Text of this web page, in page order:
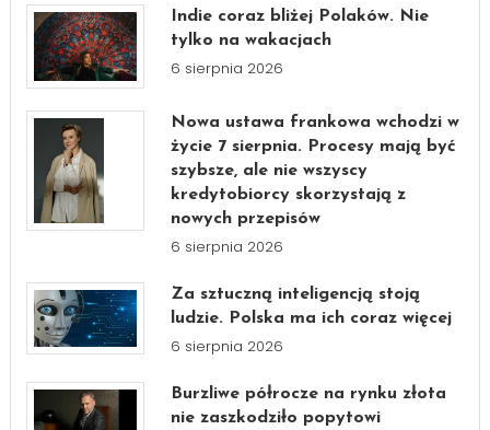
Indie coraz bliżej Polaków. Nie
tylko na wakacjach
6 sierpnia 2026
Nowa ustawa frankowa wchodzi w
życie 7 sierpnia. Procesy mają być
szybsze, ale nie wszyscy
kredytobiorcy skorzystają z
nowych przepisów
6 sierpnia 2026
Za sztuczną inteligencją stoją
ludzie. Polska ma ich coraz więcej
6 sierpnia 2026
Burzliwe półrocze na rynku złota
nie zaszkodziło popytowi